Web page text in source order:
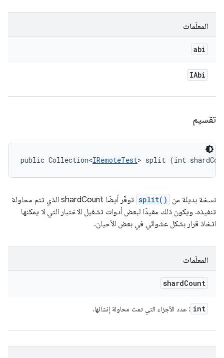
المعلَمات
abi
IAbi
تقسيم
public Collection<IRemoteTest> split (int
نسخة بديلة من split()
توفّر أيضًا shardCount الذي تتم محاولة
تنفيذه. ويكون ذلك مفيدًا لبعض أدوات تشغيل الاختبار التي لا يمكنها
اتخاذ قرار بشكل عشوائي في بعض الأحيان.
المعلَمات
shardCount
int : عدد الأجزاء التي تمت محاولة إنشائها.